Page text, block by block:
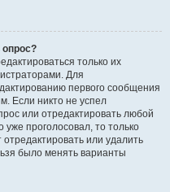
опрос?
только их
Для
первого сообщения
Если никто не успел
или отредактировать любой
уже проголосовал, то только
или удалить
было менять варианты